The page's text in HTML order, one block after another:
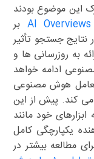
این موضوع بودند
AI Overviews بر
جستجو تأثیر
به روزرسانی ها و
ادامه خواهد
هوش مصنوعی
کند. پیش از این
خود مانند
یکپارچگی کامل
مطالعه بیشتر در